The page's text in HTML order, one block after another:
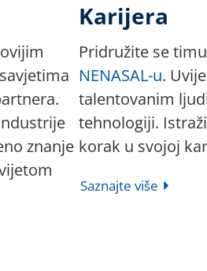
znanje
Karijera
Pridružite se
NENASAL-u.
talentovanim
tehnologiji.
korak u svojoj
Saznajte više